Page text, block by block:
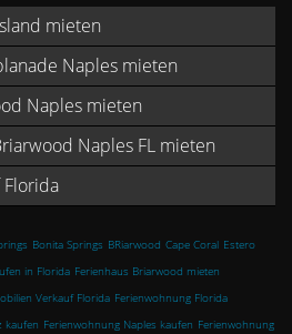
mieten
Naples mieten
Naples mieten
Naples FL mieten
Florida
Bonita Springs BRiarwood Cape Coral Estero
in Florida Ferienhaus Briarwood mieten
Verkauf Florida Ferienwohnung Florida
kaufen Ferienwohnung Naples kaufen Ferienwohnung